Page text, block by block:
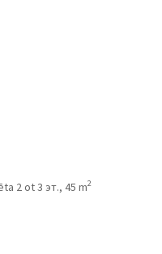
2 ot 3 эт., 45 m2